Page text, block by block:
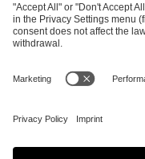
SEND MESSAGE
CAREER MEDIA RIGHTS
Imprint
Privacy Policy